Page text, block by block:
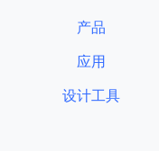
产品
应用
设计工具